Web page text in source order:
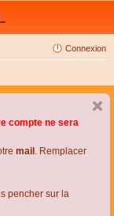
Connexion
compte ne sera
mail . Remplacer
pencher sur la